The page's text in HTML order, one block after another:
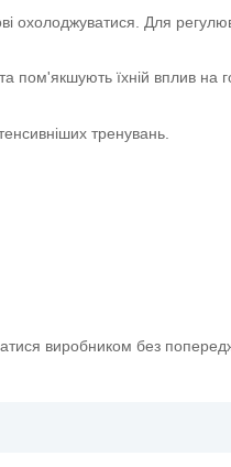
охолоджуватися. Для
пом'якшують їхній вплив на
тренувань.
виробником без